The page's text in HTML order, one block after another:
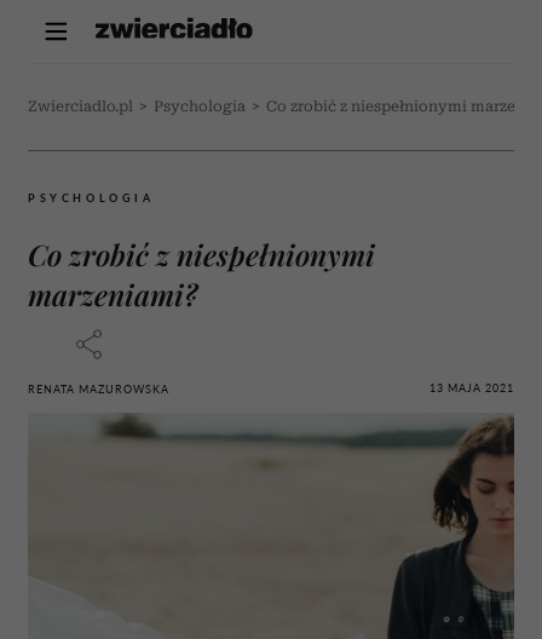
Zwierciadlo.pl > Psychologia > Co zrobić z niespełnionymi
PSYCHOLOGIA
Co zrobić z niespełnionymi
marzeniami?
RENATA MAZUROWSKA 13 MAJA 2021